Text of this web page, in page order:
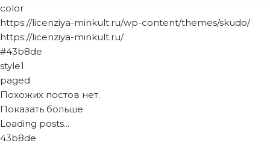
color
https://licenziya-minkult.ru/wp-content/themes/skudo/
https://licenziya-minkult.ru/
#43b8de
style1
paged
Похожих постов нет.
Показать больше
Loading posts...
43b8de